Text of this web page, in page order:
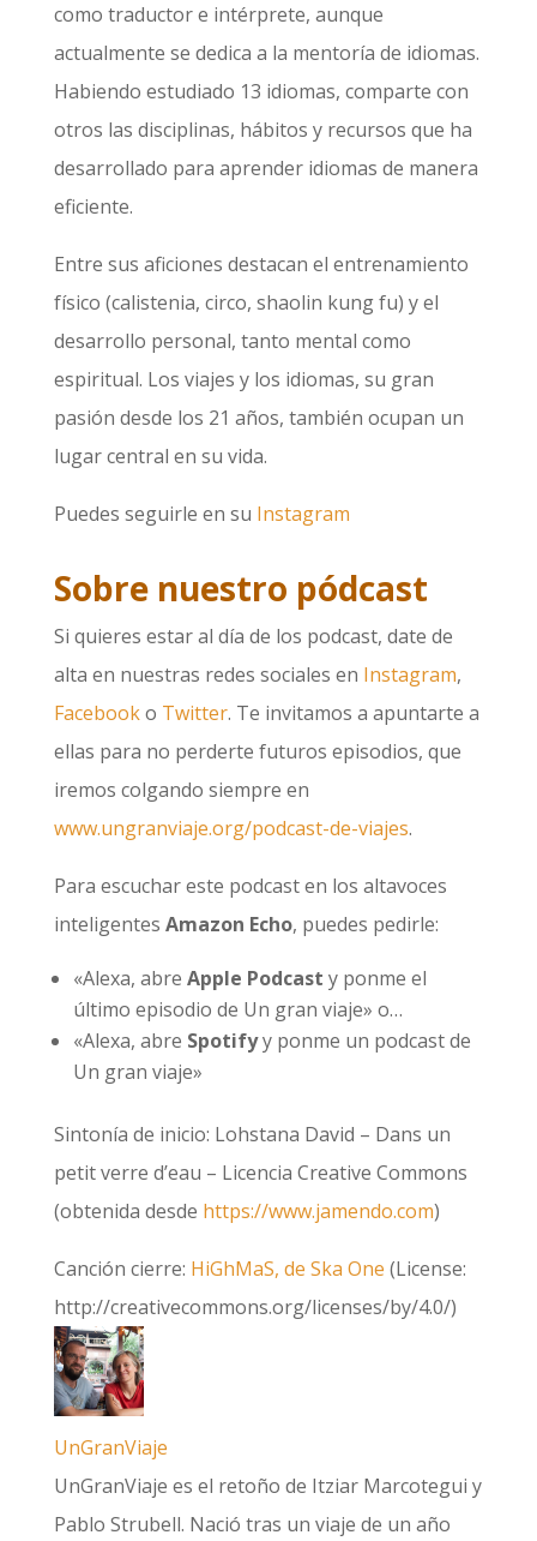
como traductor e intérprete, aunque
actualmente se dedica a la mentoría de idiomas.
Habiendo estudiado 13 idiomas, comparte con
otros las disciplinas, hábitos y recursos que ha
desarrollado para aprender idiomas de manera
eficiente.
Entre sus aficiones destacan el entrenamiento
físico (calistenia, circo, shaolin kung fu) y el
desarrollo personal, tanto mental como
espiritual. Los viajes y los idiomas, su gran
pasión desde los 21 años, también ocupan un
lugar central en su vida.
Puedes seguirle en su Instagram
Sobre nuestro pódcast
Si quieres estar al día de los podcast, date de
alta en nuestras redes sociales en Instagram,
Facebooko Twitter. Te invitamos a apuntarte a
ellas para no perderte futuros episodios, que
iremos colgando siempre en
www.ungranviaje.org/podcast-de-viajes.
Para escuchar este podcast en los altavoces
inteligentes Amazon Echo, puedes pedirle:
«Alexa, abre Apple Podcast y ponme el
último episodio de Un gran viaje» o…
«Alexa, abre Spotifyy ponme un podcast de
Un gran viaje»
Sintonía de inicio: Lohstana David – Dans un
petit verre d’eau – Licencia Creative Commons
(obtenida desde https://www.jamendo.com)
Canción cierre: HiGhMaS, de Ska One (License:
http://creativecommons.org/licenses/by/4.0/)
UnGranViaje
UnGranViaje es el retoño de Itziar Marcotegui y
Pablo Strubell. Nació tras un viaje de un año